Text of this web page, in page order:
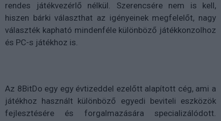
rendes játékvezérlő nélkül. Szerencsére nem is kell,
hiszen bárki választhat az igényeinek megfelelőt, nagy
választék kapható mindenféle különböző játékkonzolhoz
és PC-s játékhoz is.
Az 8BitDo egy egy évtizeddel ezelőtt alapított cég, ami a
játékhoz használt különböző egyedi beviteli eszközök
fejlesztésére és forgalmazására specializálódott.